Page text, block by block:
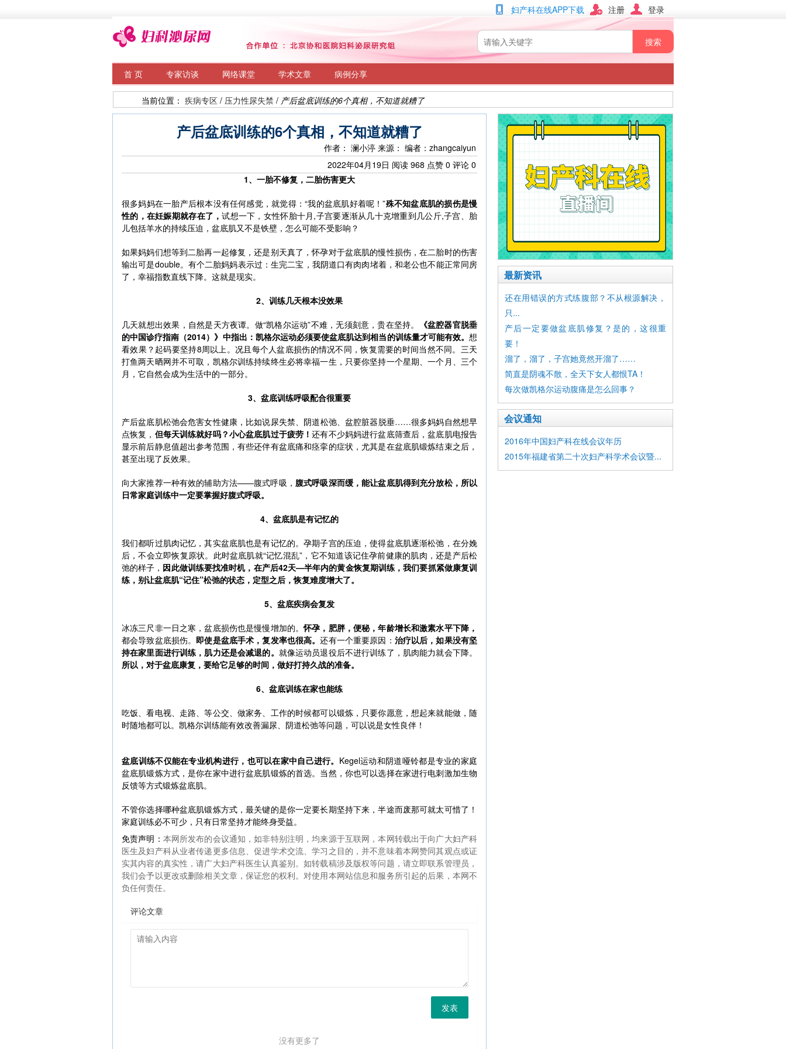
妇产科在线APP下载 注册 登录
搜索
首 页 专家访谈 网络课堂 学术文章 病例分享
当前位置： 疾病专区 / 压力性尿失禁 / 产后盆底训练的6个真相，不知道就糟了
产后盆底训练的6个真相，不知道就糟了
作者： 澜小渟 来源： 编者：zhangcaiyun
2022年04月19日 阅读 968 点赞 0 评论 0
1、一胎不修复，二胎伤害更大
很多妈妈在一胎产后根本没有任何感觉，就觉得：“我的盆底肌好着呢！”殊不知盆底肌的损伤是慢
性的，在妊娠期就存在了，试想一下，女性怀胎十月,子宫要逐渐从几十克增重到几公斤,子宫、胎
儿包括羊水的持续压迫，盆底肌又不是铁壁，怎么可能不受影响？
如果妈妈们想等到二胎再一起修复，还是别天真了，怀孕对于盆底肌的慢性损伤，在二胎时的伤害
输出可是double。有个二胎妈妈表示过：生完二宝，我阴道口有肉肉堵着，和老公也不能正常同房
了，幸福指数直线下降。这就是现实。
2、训练几天根本没效果
几天就想出效果，自然是天方夜谭。做“凯格尔运动”不难，无须刻意，贵在坚持。
《盆腔器官脱垂
的中国诊疗指南（2014）》中指出：凯格尔运动必须要使盆底肌达到相当的训练量才可能有效。 想
看效果？起码要坚持8周以上。况且每个人盆底损伤的情况不同，恢复需要的时间当然不同。三天
打鱼两天晒网并不可取，凯格尔训练持续终生必将幸福一生，只要你坚持一个星期、一个月、三个
月，它自然会成为生活中的一部分。
3、盆底训练呼吸配合很重要
产后盆底肌松弛会危害女性健康，比如说尿失禁、阴道松弛、盆腔脏器脱垂……很多妈妈自然想早
点恢复， 但每天训练就好吗？小心盆底肌过于疲劳！还有不少妈妈进行盆底筛查后，盆底肌电报告
显示前后静息值超出参考范围，有些还伴有盆底痛和痉挛的症状，尤其是在盆底肌锻炼结束之后，
甚至出现了反效果。
向大家推荐一种有效的辅助方法——腹式呼吸， 腹式呼吸深而缓，能让盆底肌得到充分放松，所以
日常家庭训练中一定要掌握好腹式呼吸。
4、盆底肌是有记忆的
我们都听过肌肉记忆，其实盆底肌也是有记忆的。孕期子宫的压迫，使得盆底肌逐渐松弛，在分娩
后，不会立即恢复原状。此时盆底肌就“记忆混乱”，它不知道该记住孕前健康的肌肉，还是产后松
弛的样子， 因此做训练要找准时机，在产后42天—半年内的黄金恢复期训练，我们要抓紧做康复训
练，别让盆底肌“记住”松弛的状态，定型之后，恢复难度增大了。
5、盆底疾病会复发
冰冻三尺非一日之寒，盆底损伤也是慢慢增加的。怀孕，肥胖，便秘，年龄增长和激素水平下降，
都会导致盆底损伤。即使是盆底手术，复发率也很高。还有一个重要原因： 治疗以后，如果没有坚
持在家里面进行训练，肌力还是会减退的。 就像运动员退役后不进行训练了，肌肉能力就会下降。
所以，对于盆底康复，要给它足够的时间，做好打持久战的准备。
6、盆底训练在家也能练
吃饭、看电视、走路、等公交、做家务、工作的时候都可以锻炼，只要你愿意，想起来就能做，随
时随地都可以。凯格尔训练能有效改善漏尿、阴道松弛等问题，可以说是女性良伴！
盆底训练不仅能在专业机构进行，也可以在家中自己进行。 Kegel运动和阴道哑铃都是专业的家庭
盆底肌锻炼方式，是你在家中进行盆底肌锻炼的首选。当然，你也可以选择在家进行电刺激加生物
反馈等方式锻炼盆底肌。
不管你选择哪种盆底肌锻炼方式，最关键的是你一定要长期坚持下来，半途而废那可就太可惜了！
家庭训练必不可少，只有日常坚持才能终身受益。
免责声明： 本网所发布的会议通知，如非特别注明，均来源于互联网，本网转载出于向广大妇产科
医生及妇产科从业者传递更多信息、促进学术交流、学习之目的，并不意味着本网赞同其观点或证
实其内容的真实性，请广大妇产科医生认真鉴别。如转载稿涉及版权等问题，请立即联系管理员，
我们会予以更改或删除相关文章，保证您的权利。对使用本网站信息和服务所引起的后果，本网不
负任何责任。
评论文章
发表
没有更多了
最新资讯
还在用错误的方式练腹部？不从根源解决，
只...
产后一定要做盆底肌修复？是的，这很重
要！
溜了，溜了，子宫她竟然开溜了……
简直是阴魂不散，全天下女人都恨TA！
每次做凯格尔运动腹痛是怎么回事？
会议通知
2016年中国妇产科在线会议年历
2015年福建省第二十次妇产科学术会议暨...